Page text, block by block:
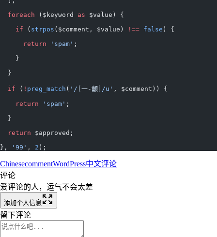
  foreach
($keyword as $value) {
    if
( strpos ($comment, $value) !== false ) {
      return
'spam' ;
    }
  }
  if
( ! preg_match ( '/ [一-龥] /u' , $comment)) {
    return
'spam' ;
  }
  return
$approved;
},
'99' , 2 );
ChinesecommentWordPress中文评论
评论
爱评论的人，运气不会太差
添加个人信息
留下评论